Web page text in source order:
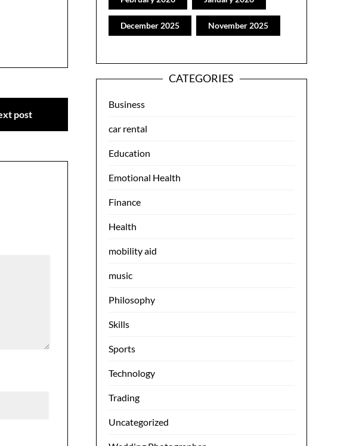
post
December 2025 November 2025
CATEGORIES
Business
car rental
Education
Emotional Health
Finance
Health
mobility aid
music
Philosophy
Skills
Sports
Technology
Trading
Uncategorized